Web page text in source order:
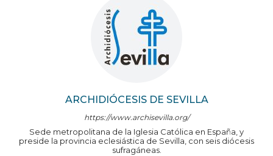
ARCHIDIÓCESIS DE SEVILLA
https://www.archisevilla.org/
Sede metropolitana de la Iglesia Católica en España, y
preside la provincia eclesiástica de Sevilla, con seis diócesis
sufragáneas.